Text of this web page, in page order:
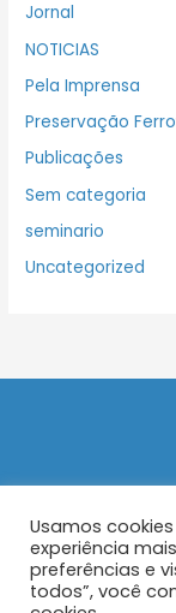
Jornal
NOTICIAS
Pela Imprensa
Preservação
Publicações
Sem categoria
seminario
Uncategorized
Usamos
experiência
preferências e
todos”, você